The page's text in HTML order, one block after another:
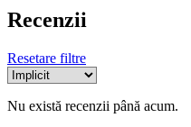
Recenzii
Resetare filtre
Nu există recenzii până acum.